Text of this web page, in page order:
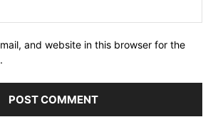
and website in this browser for the